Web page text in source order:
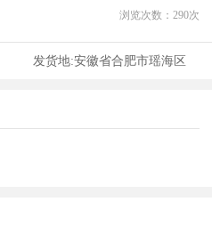
浏览次数： 290次
发货地:安徽省合肥市瑶海区